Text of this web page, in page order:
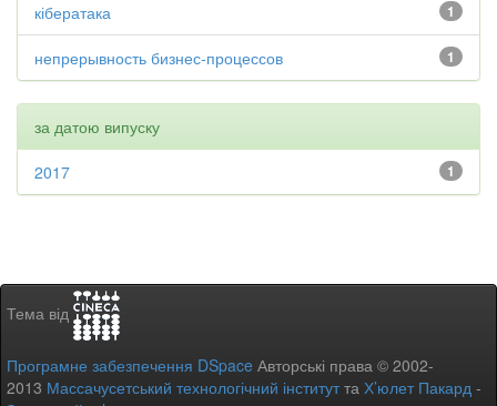
1
кібератака
1
непрерывность бизнес-процессов
за датою випуску
1
2017
Тема від
Програмне забезпечення DSpace Авторські права © 2002-
2013 Массачусетський технологічний інститутта Х’юлет Пакард -